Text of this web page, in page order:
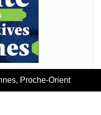
Proche-Orient